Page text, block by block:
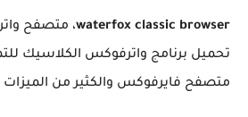
waterfox classic browser، متصفح
تحميل برنامج واترفوكس الكلاسيك
متصفح فايرفوكس والكثير من الميزات